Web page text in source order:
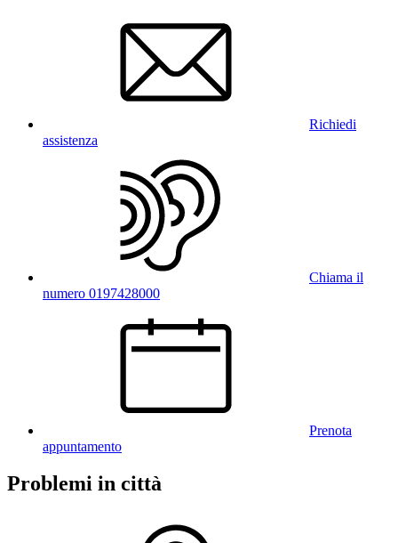
Richiedi
assistenza
Chiama il
numero 0197428000
Prenota
appuntamento
Problemi in città